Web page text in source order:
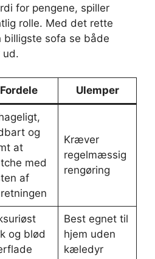
for pengene, spiller
rolle. Med det rette
sofa se både
ud.
Fordele Ulemper
og
at
med
af
Kræver
regelmæssig
rengøring
og blød
Best egnet til
hjem uden
kæledyr